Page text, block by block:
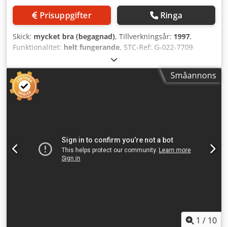
Prisuppgifter Ringa
Skick: mycket bra (begagnad), Tillverkningsår: 1997,
Funktionalitet: helt fungerande, STC-Ref: G-022-7709
Dkodozcfrvepfx Ahner Heidelberg PM-GTO-52-1,
tillverkningsår: 1997, tryckantal: ca 62 miljoner. Format:
360x520 mm, 1 färg Utrustning: - Plus-version: förberedd
för numrering & perforeringsutrustning - Numreringsverk
- Perforeringsverk - Direkt fuktverk (Heidelberg till GTO 52)
Småannons
1 / 10